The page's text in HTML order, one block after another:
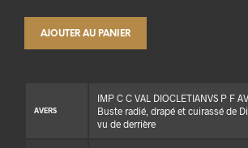
AJOUTER AU PANIER
AVERS
IMP C C VAL DIOCLETIANVS P F
Buste radié, drapé et cuirassé de
vu de derrière